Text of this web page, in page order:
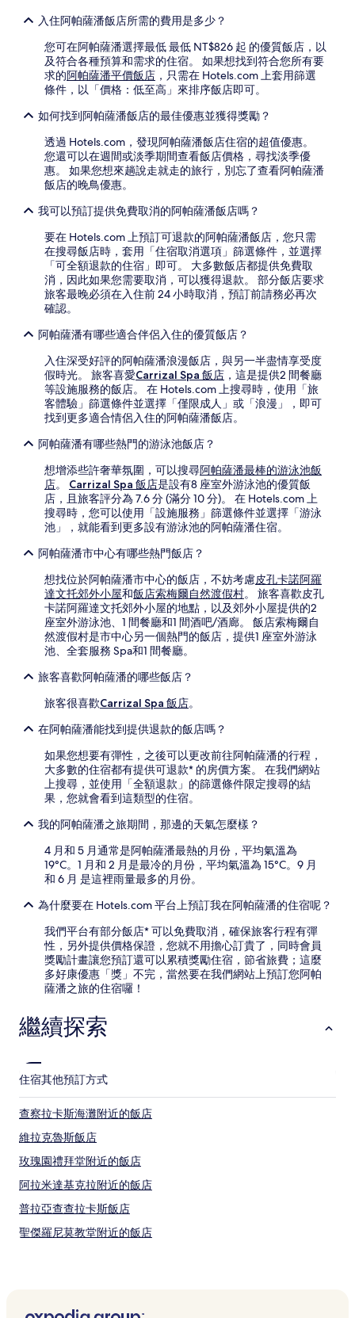
和
會
受
入住阿帕薩潘飯店所需的費用是多少？
您可在阿帕薩潘選擇最低 最低 NT$826 起 的優質飯店，以
及符合各種預算和需求的住宿。 如果想找到符合您所有要
求的阿帕薩潘平價飯店 ，只需在 Hotels.com 上套用篩選
條件，以「價格：低至高」來排序飯店即可。
如何找到阿帕薩潘飯店的最佳優惠並獲得獎勵？
透過 Hotels.com，發現阿帕薩潘飯店住宿的超值優惠。
您還可以在週間或淡季期間查看飯店價格，尋找淡季優
惠。 如果您想來趟說走就走的旅行，別忘了查看阿帕薩潘
飯店的晚鳥優惠。
我可以預訂提供免費取消的阿帕薩潘飯店嗎？
要在 Hotels.com 上預訂可退款的阿帕薩潘飯店，您只需
在搜尋飯店時，套用「住宿取消選項」篩選條件，並選擇
「可全額退款的住宿」即可。 大多數飯店都提供免費取
消，因此如果您需要取消，可以獲得退款。 部分飯店要求
旅客最晚必須在入住前 24 小時取消，預訂前請務必再次
確認。
阿帕薩潘有哪些適合伴侶入住的優質飯店？
入住深受好評的阿帕薩潘浪漫飯店，與另一半盡情享受度
假時光。 旅客喜愛Carrizal Spa 飯店 ，這是提供2 間餐廳
等設施服務的飯店。 在 Hotels.com 上搜尋時，使用「旅
客體驗」篩選條件並選擇「僅限成人」或「浪漫」，即可
找到更多適合情侶入住的阿帕薩潘飯店。
阿帕薩潘有哪些熱門的游泳池飯店？
想增添些許奢華氛圍，可以搜尋阿帕薩潘最棒的游泳池飯
店。 Carrizal Spa 飯店是設有8 座室外游泳池的優質飯
店，且旅客評分為 7.6 分 (滿分 10 分)。 在 Hotels.com 上
搜尋時，您可以使用「設施服務」篩選條件並選擇「游泳
池」，就能看到更多設有游泳池的阿帕薩潘住宿。
阿帕薩潘市中心有哪些熱門飯店？
想找位於阿帕薩潘市中心的飯店，不妨考慮皮孔卡諾阿羅
達文托郊外小屋和飯店索梅爾自然渡假村。 旅客喜歡皮孔
卡諾阿羅達文托郊外小屋的地點，以及郊外小屋提供的2
座室外游泳池、1 間餐廳和1 間酒吧/酒廊。 飯店索梅爾自
然渡假村是市中心另一個熱門的飯店，提供1 座室外游泳
池、全套服務 Spa和1 間餐廳。
旅客喜歡阿帕薩潘的哪些飯店？
旅客很喜歡Carrizal Spa 飯店。
在阿帕薩潘能找到提供退款的飯店嗎？
如果您想要有彈性，之後可以更改前往阿帕薩潘的行程，
大多數的住宿都有提供可退款* 的房價方案。 在我們網站
上搜尋，並使用「全額退款」的篩選條件限定搜尋的結
果，您就會看到這類型的住宿。
我的阿帕薩潘之旅期間，那邊的天氣怎麼樣？
4 月和 5 月通常是阿帕薩潘最熱的月份，平均氣溫為
19°C。1 月和 2 月是最冷的月份，平均氣溫為 15°C。9 月
和 6 月 是這裡雨量最多的月份。
為什麼要在 Hotels.com 平台上預訂我在阿帕薩潘的住宿呢？
我們平台有部分飯店* 可以免費取消，確保旅客行程有彈
性，另外提供價格保證，您就不用擔心訂貴了，同時會員
獎勵計畫讓您預訂還可以累積獎勵住宿，節省旅費；這麼
多好康優惠「獎」不完，當然要在我們網站上預訂您阿帕
薩潘之旅的住宿囉！
繼續探索
住宿其他預訂方式
查察拉卡斯海灘附近的飯店
維拉克魯斯飯店
玫瑰園禮拜堂附近的飯店
阿拉米達基克拉附近的飯店
普拉亞查查拉卡斯飯店
聖傑羅尼莫教堂附近的飯店